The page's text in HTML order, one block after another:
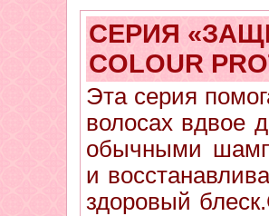
СЕРИЯ
COLOUR
Эта серия
волосах вдвое
обычными
и
здоровый